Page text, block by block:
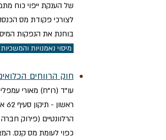
בוחנת את הנפקות
מיסוי נאמנויות
חוק הרווחים
כפוי לעומת מס קנס.